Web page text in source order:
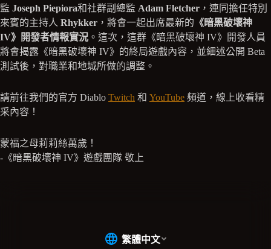
監 Joseph Piepiora和社群副總監 Adam Fletcher ，連同擔任特別
來賓的主持人 Rhykker ，將會一起出席最新的 《暗黑破壞神
IV》開發者情報實況 。這次，這群《暗黑破壞神 IV》開發人員
將會揭露《暗黑破壞神 IV》的終局遊戲內容，並細述公開 Beta
測試後，對職業和地城所做的調整。
請前往我們的官方 Diablo Twitch 和 YouTube 頻道，線上收看精
采內容！
蒙福之母莉莉絲萬歲！
-《暗黑破壞神 IV》遊戲團隊 敬上